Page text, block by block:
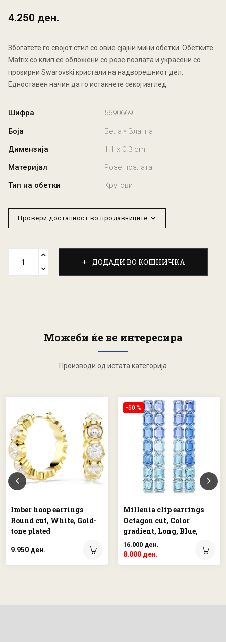
4.250 ден.
Збогатете го својот стил со овие сјајни мини обетки. Обетките
Matrix со клип се обложени со розе позлата и украсени со
проѕирни Swarovski кристали на надворешниот дел.
Едноставен начин да го истакнете секој изглед.
Шифра
5690669
Боја
Бела • Златна
Димензија
1.1 x 0.3 cm
Материјал
Розе позлата
Тип на обетки
Кругови
Провери достапност во продавниците
ДОДАДИ ВО КОШНИЧКА
Можеби ќе ве интересира
Производи од истата категорија
Imber hoop earrings
Round cut, White, Gold-
tone plated
9.950 ден.
-50 %
Millenia clip earrings
Octagon cut, Color
gradient, Long, Blue,
Rhodium plated
16.000 ден.
8.000 ден.